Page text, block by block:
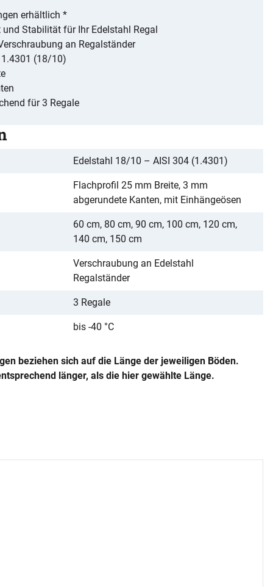
erhältlich *
Stabilität für Ihr Edelstahl Regal
an Regalständer
(18/10)
für 3 Regale
Edelstahl 18/10 – AISI 304 (1.4301)
Flachprofil 25 mm Breite, 3 mm
abgerundete Kanten, mit Einhängeösen
60 cm, 80 cm, 90 cm, 100 cm, 120 cm,
140 cm, 150 cm
Verschraubung an Edelstahl
Regalständer
3 Regale
bis -40 °C
beziehen sich auf die Länge der jeweiligen Böden.
länger, als die hier gewählte Länge.